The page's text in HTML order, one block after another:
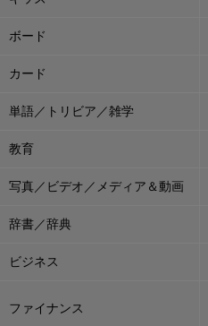
ボード
カード
単語／トリビア／雑学
教育
写真／ビデオ／メディア＆動画
辞書／辞典
ビジネス
ファイナンス